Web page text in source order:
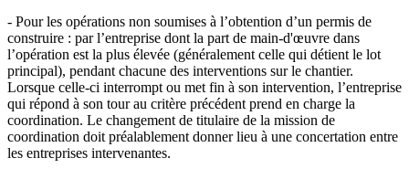
- Pour les opérations non soumises à l’obtention d’un permis de
construire : par l’entreprise dont la part de main-d'œuvre dans
l’opération est la plus élevée (généralement celle qui détient le lot
principal), pendant chacune des interventions sur le chantier.
Lorsque celle-ci interrompt ou met fin à son intervention, l’entreprise
qui répond à son tour au critère précédent prend en charge la
coordination. Le changement de titulaire de la mission de
coordination doit préalablement donner lieu à une concertation entre
les entreprises intervenantes.